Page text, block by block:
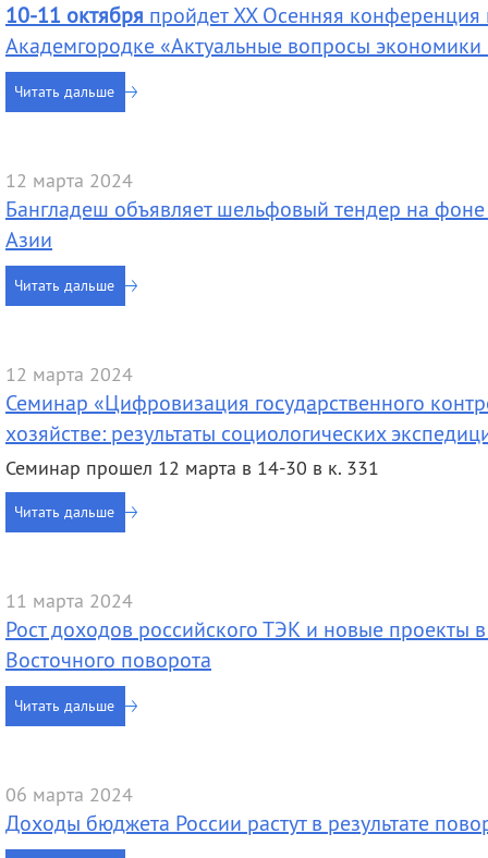
10-11 октября пройдет XX Осенняя
Академгородке «Актуальные вопросы экономики
Читать дальше
12 марта 2024
Бангладеш объявляет шельфовый тендер на
Азии
Читать дальше
12 марта 2024
Семинар «Цифровизация государственного
хозяйстве: результаты социологических
Семинар прошел 12 марта в 14-30 в к. 331
Читать дальше
11 марта 2024
Рост доходов российского ТЭК и новые проекты
Восточного поворота
Читать дальше
06 марта 2024
Доходы бюджета России растут в результате